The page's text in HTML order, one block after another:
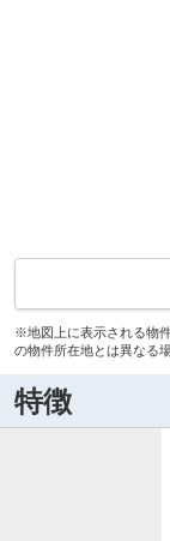
※地図上に表示される物
の物件所在地とは異なる
特徴